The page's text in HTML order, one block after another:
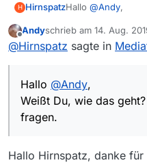
H HirnspatzHallo @Andy,
diesen Effekt hatte
abgestürzt war,
Offline
Andyschrieb am 14. Aug.
zuletzt editiert von
@Hirnspatz sagte in
Hallo @Andy,
Weißt Du, wie das
fragen.
Hallo Hirnspatz, danke